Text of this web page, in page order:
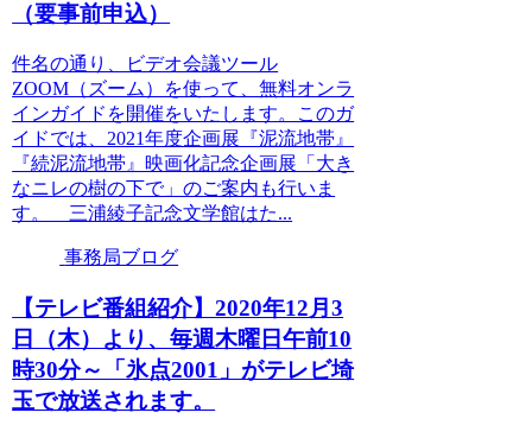
（要事前申込）
件名の通り、ビデオ会議ツール
ZOOM（ズーム）を使って、無料オンラ
インガイドを開催をいたします。このガ
イドでは、2021年度企画展『泥流地帯』
『続泥流地帯』映画化記念企画展「大き
なニレの樹の下で」のご案内も行いま
す。 三浦綾子記念文学館はた...
事務局ブログ
【テレビ番組紹介】2020年12月3
日（木）より、毎週木曜日午前10
時30分～「氷点2001」がテレビ埼
玉で放送されます。